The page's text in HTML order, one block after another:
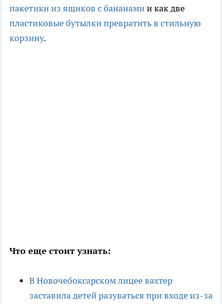
пакетики из ящиков с бананамии как две
пластиковые бутылки превратить в стильную
корзину.
Что еще стоит узнать:
В Новочебоксарском лицее вахтер
заставила детей разуваться при входе из-за